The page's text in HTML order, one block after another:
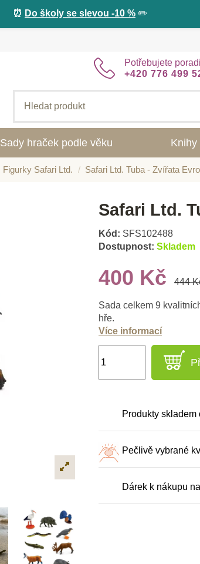
⏰ Do školy se slevou -10 % ✏️
Potřebujete
+420 776 499
Sady hraček podle věku Knihy
Figurky Safari Ltd. Safari Ltd. Tuba - Zvířata
Safari Ltd.
Kód: SFS102488
Dostupnost: Skladem
400 Kč 444
Sada celkem 9
hře.
Více informací
Produkty skladem
Pečlivě vybrané
Dárek k nákupu